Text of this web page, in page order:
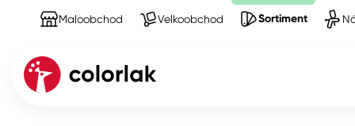
Maloobchod Velkoobchod Sortiment